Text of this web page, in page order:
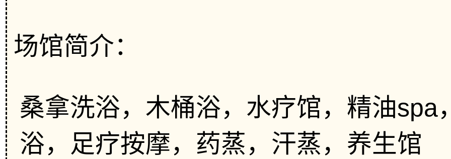
场馆简介：
桑拿洗浴，木桶浴，水疗馆，精油spa
浴，足疗按摩，药蒸，汗蒸，养生馆